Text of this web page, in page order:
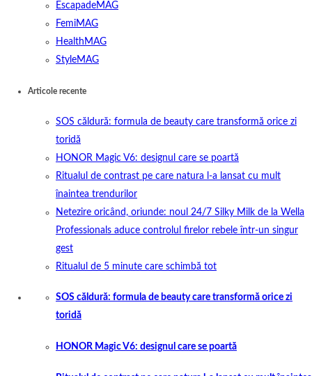
EscapadeMAG
FemiMAG
HealthMAG
StyleMAG
Articole recente
SOS căldură: formula de beauty care transformă orice zi
toridă
HONOR Magic V6: designul care se poartă
Ritualul de contrast pe care natura l-a lansat cu mult
înaintea trendurilor
Netezire oricând, oriunde: noul 24/7 Silky Milk de la Wella
Professionals aduce controlul firelor rebele într-un singur
gest
Ritualul de 5 minute care schimbă tot
SOS căldură: formula de beauty care transformă orice zi
toridă
HONOR Magic V6: designul care se poartă